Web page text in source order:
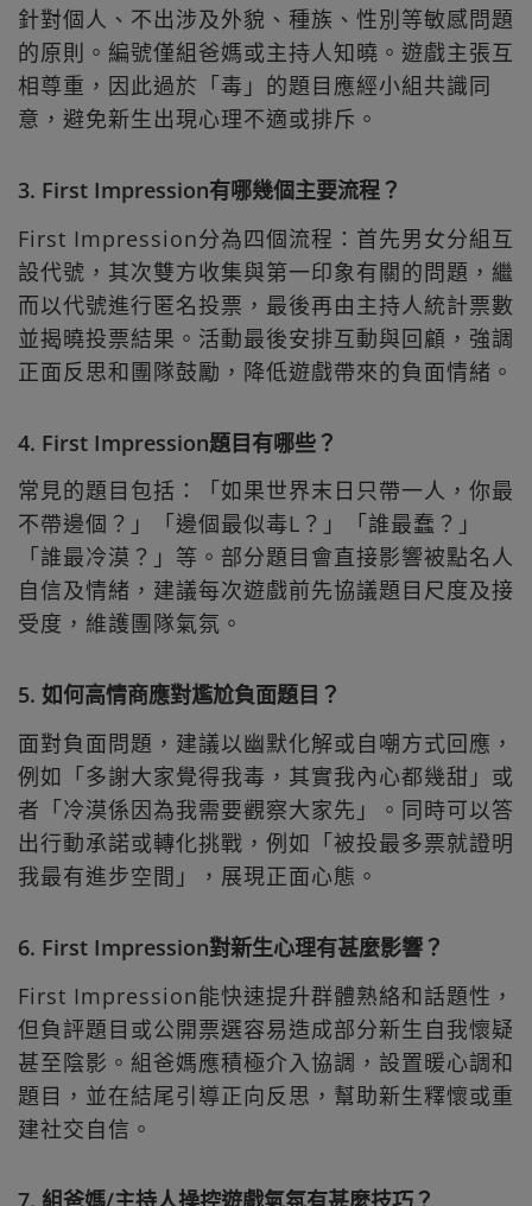
針對個人、不出涉及外貌、種族、性別等敏感問題
的原則。編號僅組爸媽或主持人知曉。遊戲主張互
相尊重，因此過於「毒」的題目應經小組共識同
意，避免新生出現心理不適或排斥。
3. First Impression有哪幾個主要流程？
First Impression分為四個流程：首先男女分組互
設代號，其次雙方收集與第一印象有關的問題，繼
而以代號進行匿名投票，最後再由主持人統計票數
並揭曉投票結果。活動最後安排互動與回顧，強調
正面反思和團隊鼓勵，降低遊戲帶來的負面情緒。
4. First Impression題目有哪些？
常見的題目包括：「如果世界末日只帶一人，你最
不帶邊個？」「邊個最似毒L？」「誰最蠢？」
「誰最冷漠？」等。部分題目會直接影響被點名人
自信及情緒，建議每次遊戲前先協議題目尺度及接
受度，維護團隊氣氛。
5. 如何高情商應對尷尬負面題目？
面對負面問題，建議以幽默化解或自嘲方式回應，
例如「多謝大家覺得我毒，其實我內心都幾甜」或
者「冷漠係因為我需要觀察大家先」。同時可以答
出行動承諾或轉化挑戰，例如「被投最多票就證明
我最有進步空間」，展現正面心態。
6. First Impression對新生心理有甚麼影響？
First Impression能快速提升群體熟絡和話題性，
但負評題目或公開票選容易造成部分新生自我懷疑
甚至陰影。組爸媽應積極介入協調，設置暖心調和
題目，並在結尾引導正向反思，幫助新生釋懷或重
建社交自信。
7. 組爸媽/主持人操控遊戲氣氛有甚麼技巧？